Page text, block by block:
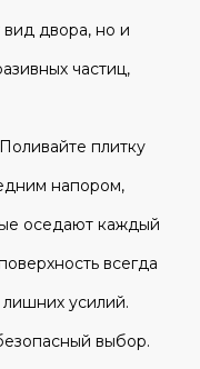
двора, но и
частиц,
плитку
напором,
оседают каждый
всегда
лишних усилий.
выбор.